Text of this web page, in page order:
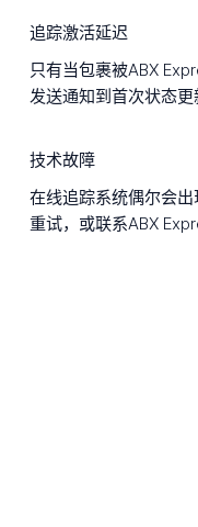
追踪激活延迟
只有当包裹被ABX
发送通知到首次状态更
技术故障
在线追踪系统偶尔会
重试，或联系ABX